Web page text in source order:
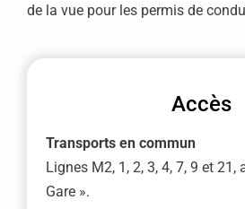
de la vue pour les permis de
Accès
Transports en commun
Lignes M2, 1, 2, 3, 4, 7, 9 et 21,
Gare ».